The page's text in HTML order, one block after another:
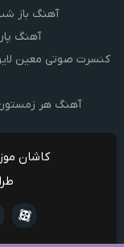
آهنگ باز
آهنگ
آهنگ هر
کاشان